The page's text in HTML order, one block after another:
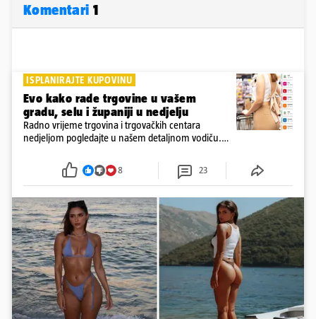
Komentari 1
ISPLANIRAJTE KUPOVINU
Evo kako rade trgovine u vašem
gradu, selu i županiji u nedjelju
Radno vrijeme trgovina i trgovačkih centara
nedjeljom pogledajte u našem detaljnom vodiču.
i šoping centri sami biraju koje će to nedjelje biti
8 23